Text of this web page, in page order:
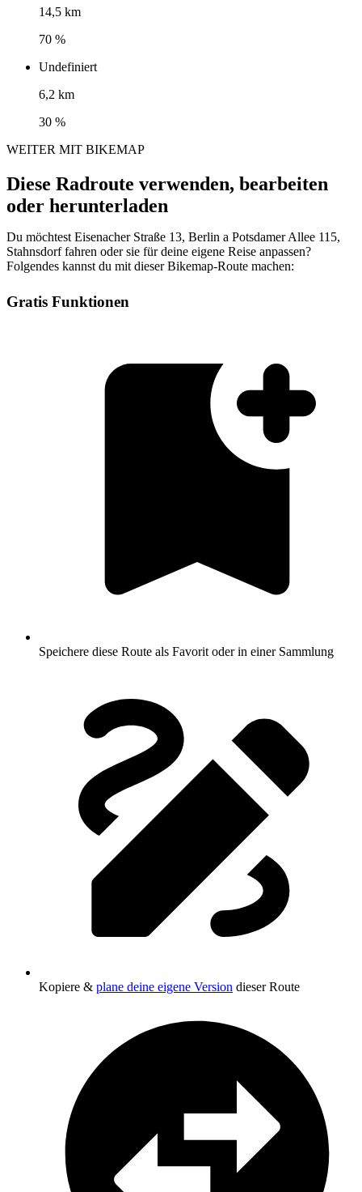
14,5 km
70 %
Undefiniert
6,2 km
30 %
WEITER MIT BIKEMAP
Diese Radroute verwenden, bearbeiten
oder herunterladen
Du möchtest Eisenacher Straße 13, Berlin a Potsdamer Allee 115,
Stahnsdorf fahren oder sie für deine eigene Reise anpassen?
Folgendes kannst du mit dieser Bikemap-Route machen:
Gratis Funktionen
Speichere diese Route als Favorit oder in einer Sammlung
Kopiere & plane deine eigene Version dieser Route